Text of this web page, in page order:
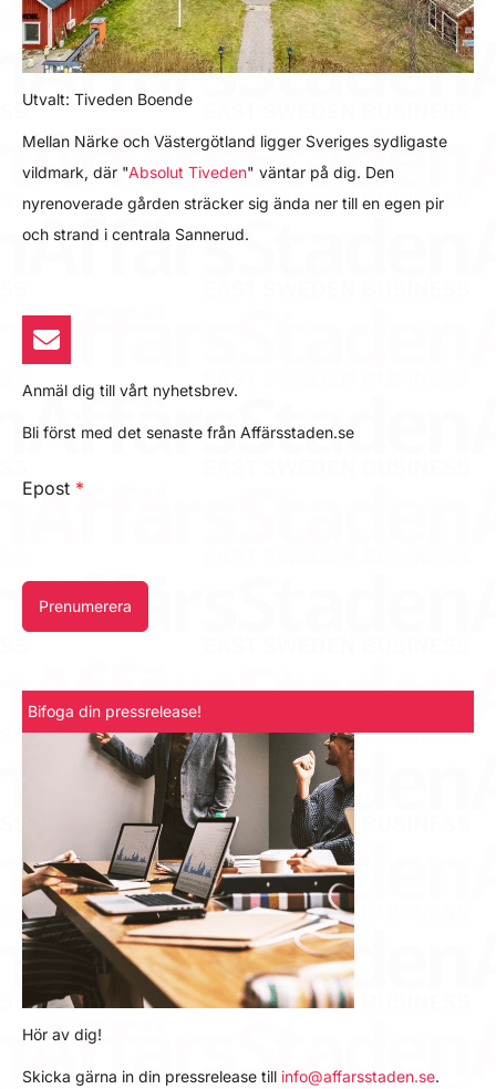
Utvalt: Tiveden Boende
Mellan Närke och Västergötland ligger Sveriges sydligaste
vildmark, där "Absolut Tiveden" väntar på dig. Den
nyrenoverade gården sträcker sig ända ner till en egen pir
och strand i centrala Sannerud.
Anmäl dig till vårt nyhetsbrev.
Bli först med det senaste från Affärsstaden.se
Epost *
Prenumerera
Bifoga din pressrelease!
Hör av dig!
Skicka gärna in din pressrelease till info@affarsstaden.se.